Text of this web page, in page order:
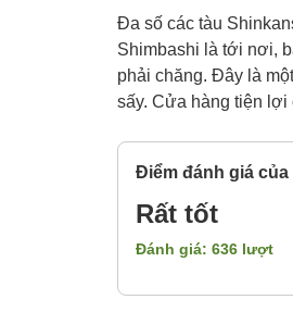
Đa số các tàu
Shimbashi là tới nơi,
phải chăng. Đây là
sấy. Cửa hàng tiện lợi
Điểm đánh giá của
Rất tốt
Đánh giá: 636 lượt